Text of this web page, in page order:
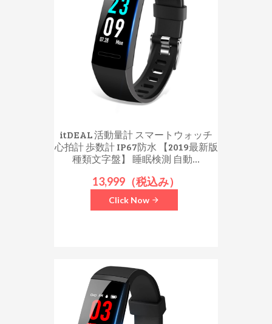
itDEAL 活動量計 スマートウォッチ
心拍計 歩数計 IP67防水 【2019最新版
種類文字盤】 睡眠検測 自動...
13,999（税込み）
Click Now